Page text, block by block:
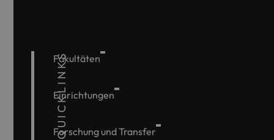
QUICKLINKS
Fakultäten
Einrichtungen
Forschung und Transfer